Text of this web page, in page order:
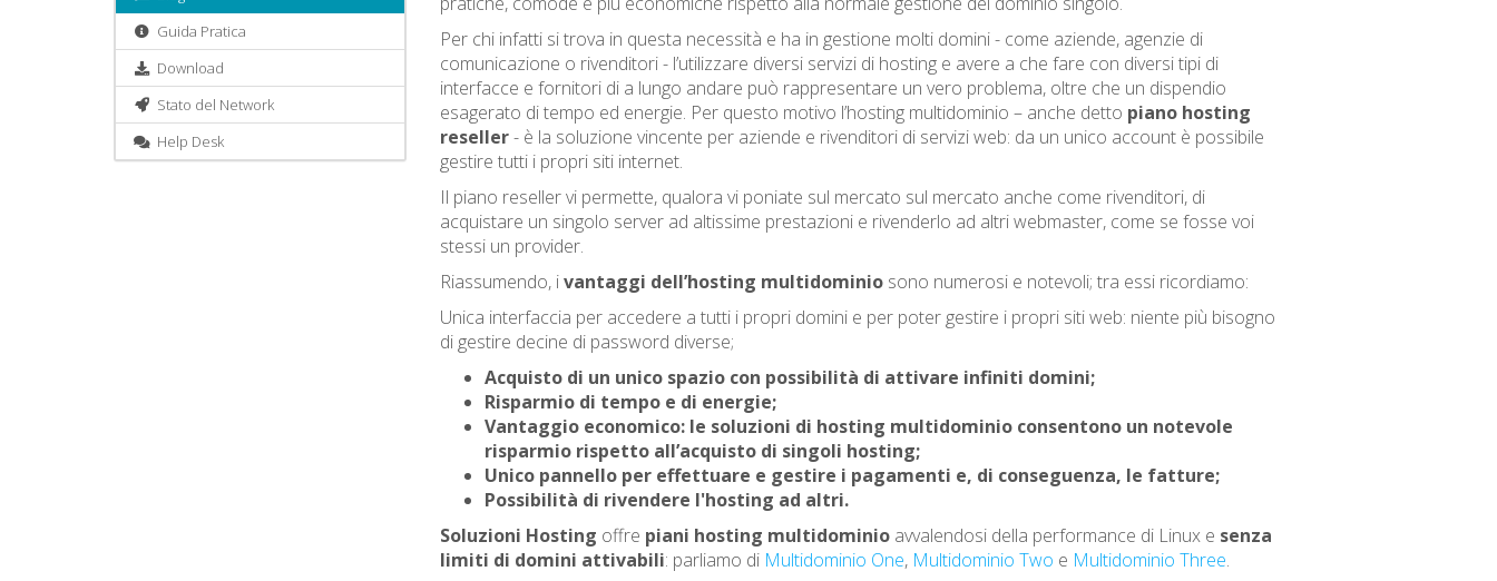
Per chi infatti si trova in questa necessità e ha in gestione molti domini - come aziende, agenzie di
comunicazione o rivenditori - l’utilizzare diversi servizi di hosting e avere a che fare con diversi tipi di
interfacce e fornitori di a lungo andare può rappresentare un vero problema, oltre che un dispendio
esagerato di tempo ed energie. Per questo motivo l’hosting multidominio – anche detto piano hosting
reseller- è la soluzione vincente per aziende e rivenditori di servizi web: da un unico account è possibile
gestire tutti i propri siti internet.
Il piano reseller vi permette, qualora vi poniate sul mercato sul mercato anche come rivenditori, di
acquistare un singolo server ad altissime prestazioni e rivenderlo ad altri webmaster, come se fosse voi
stessi un provider.
Riassumendo, ivantaggi dell’hosting multidominiosono numerosi e notevoli; tra essi ricordiamo:
Unica interfaccia per accedere a tutti i propri domini e per poter gestire i propri siti web: niente più bisogno
di gestire decine di password diverse;
Acquisto di un unico spazio con possibilità di attivare infiniti domini;
Risparmio di tempo e di energie;
Vantaggio economico: le soluzioni di hosting multidominio consentono un notevole
risparmio rispetto all’acquisto di singoli hosting;
Unico pannello per effettuare e gestire i pagamenti e, di conseguenza, le fatture;
Possibilità di rivendere l'hosting ad altri.
Soluzioni Hosting offre piani hosting multidominioavvalendosi della performance di Linux e senza
limiti di domini attivabili: parliamo di Multidominio One, Multidominio Two e Multidominio Three.
Guida Pratica
Download
Stato del Network
Help Desk